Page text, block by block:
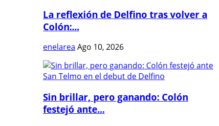
La reflexión de Delfino tras volver a
Colón:...
enelarea Ago 10, 2026
Sin brillar, pero ganando: Colón
festejó ante...